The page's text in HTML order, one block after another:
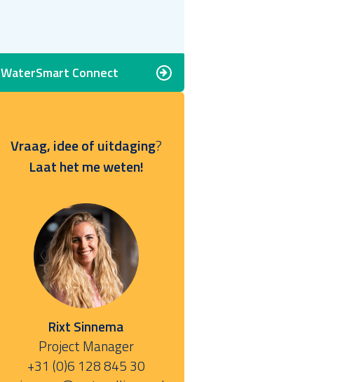
WaterSmart Connect
Vraag, idee of uitdaging?
Laat het me weten!
Rixt Sinnema
Project Manager
+31 (0)6 128 845 30